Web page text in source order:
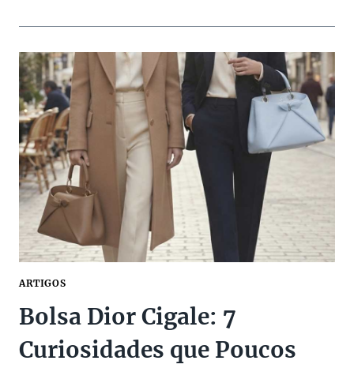
ARTIGOS
Bolsa Dior Cigale: 7
Curiosidades que Poucos